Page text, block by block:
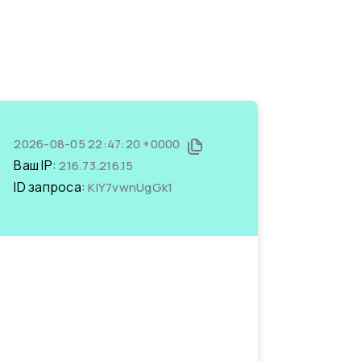
2026-08-05 22:47:20 +0000
Ваш IP:216.73.216.15
ID запроса:KlY7vwnUgGk1